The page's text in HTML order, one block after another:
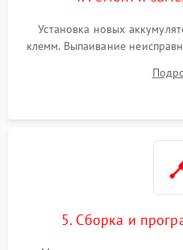
Установка новых
клемм. Выпаивание
цепи зарядки и
Восстановление
5. Сборка и